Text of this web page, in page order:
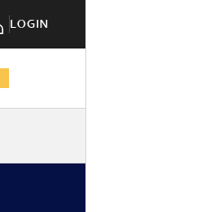
LOGIN